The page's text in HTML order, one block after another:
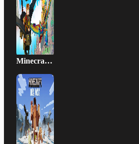
Minecraft - Ice Age